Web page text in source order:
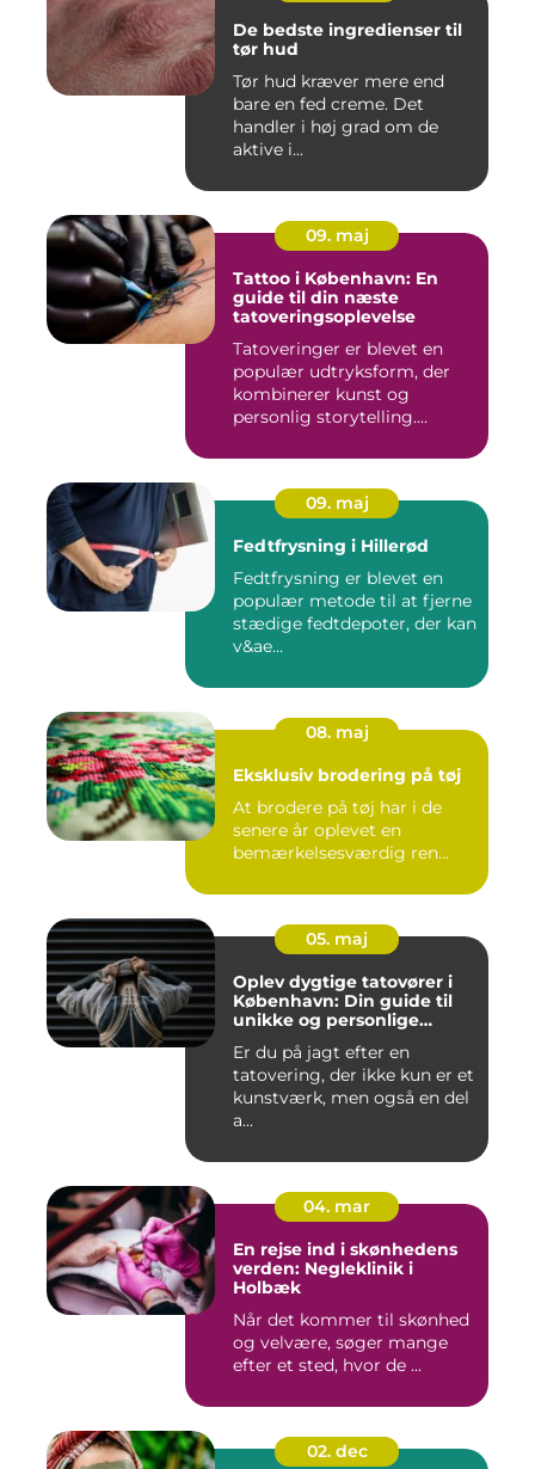
De bedste ingredienser til
tør hud
Tør hud kræver mere end
bare en fed creme. Det
handler i høj grad om de
aktive i...
09. maj
Tattoo i København: En
guide til din næste
tatoveringsoplevelse
Tatoveringer er blevet en
populær udtryksform, der
kombinerer kunst og
personlig storytelling....
09. maj
Fedtfrysning i Hillerød
Fedtfrysning er blevet en
populær metode til at fjerne
stædige fedtdepoter, der kan
v&ae...
08. maj
Eksklusiv brodering på tøj
At brodere på tøj har i de
senere år oplevet en
bemærkelsesværdig ren...
05. maj
Oplev dygtige tatovører i
København: Din guide til
unikke og personlige
Er du på jagt efter en
tatovering, der ikke kun er et
kunstværk, men også en del
a...
04. mar
En rejse ind i skønhedens
verden: Negleklinik i
Holbæk
Når det kommer til skønhed
og velvære, søger mange
efter et sted, hvor de ...
02. dec